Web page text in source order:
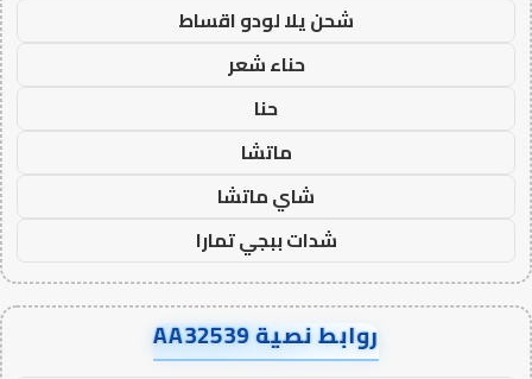
شحن يلا لودو اقساط
حناء شعر
حنا
ماتشا
شاي ماتشا
شدات ببجي تمارا
روابط نصية AA32539